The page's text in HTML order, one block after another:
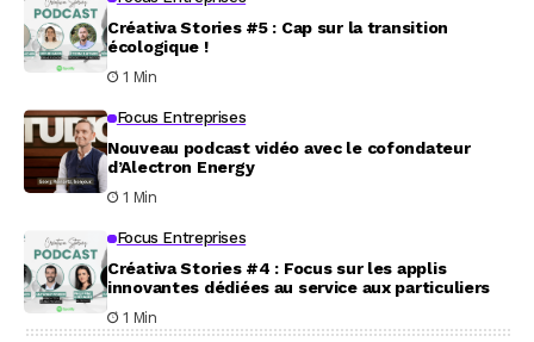
Créativa Stories #5 : Cap sur la transition
écologique !
1 Min
Focus Entreprises
Nouveau podcast vidéo avec le cofondateur
d’Alectron Energy
1 Min
Focus Entreprises
Créativa Stories #4 : Focus sur les applis
innovantes dédiées au service aux particuliers
1 Min